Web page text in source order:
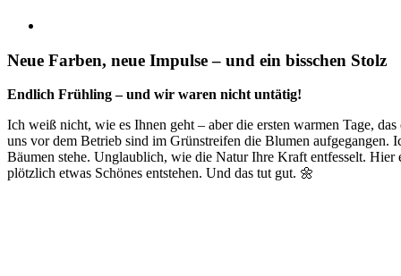
Neue Farben, neue Impulse – und ein bisschen Stolz
Endlich Frühling – und wir waren nicht untätig!
Ich weiß nicht, wie es Ihnen geht – aber die ersten warmen Tage,
uns vor dem Betrieb sind im Grünstreifen die Blumen aufgegangen.
Bäumen stehe. Unglaublich, wie die Natur Ihre Kraft entfesselt.
plötzlich etwas Schönes entstehen. Und das tut gut. 🌼